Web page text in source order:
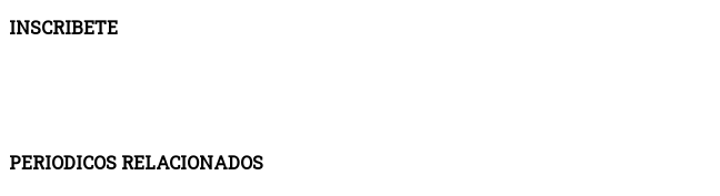
INSCRIBETE
PERIODICOS RELACIONADOS